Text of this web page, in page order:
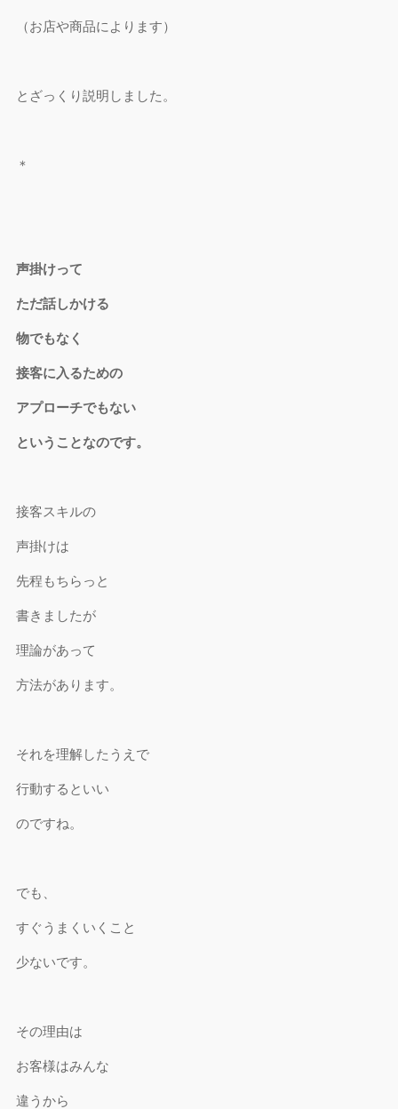
（お店や商品によります）
とざっくり説明しました。
＊
声掛けって
ただ話しかける
物でもなく
接客に入るための
アプローチでもない
ということなのです。
接客スキルの
声掛けは
先程もちらっと
書きましたが
理論があって
方法があります。
それを理解したうえで
行動するといい
のですね。
でも、
すぐうまくいくこと
少ないです。
その理由は
お客様はみんな
違うから